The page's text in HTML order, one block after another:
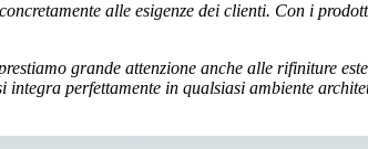
alle esigenze dei clienti. Con i
grande attenzione anche alle rifiniture
perfettamente in qualsiasi ambiente